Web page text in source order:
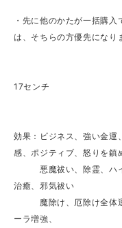
・先に他のかたが一括購
は、そちらの方優先になり
17センチ
効果：ビジネス、強い金運
感、ポジティブ、怒りを鎮
悪魔祓い、除霊、ハイ
治癒、邪気祓い
魔除け、厄除け全体運
ーラ増強、